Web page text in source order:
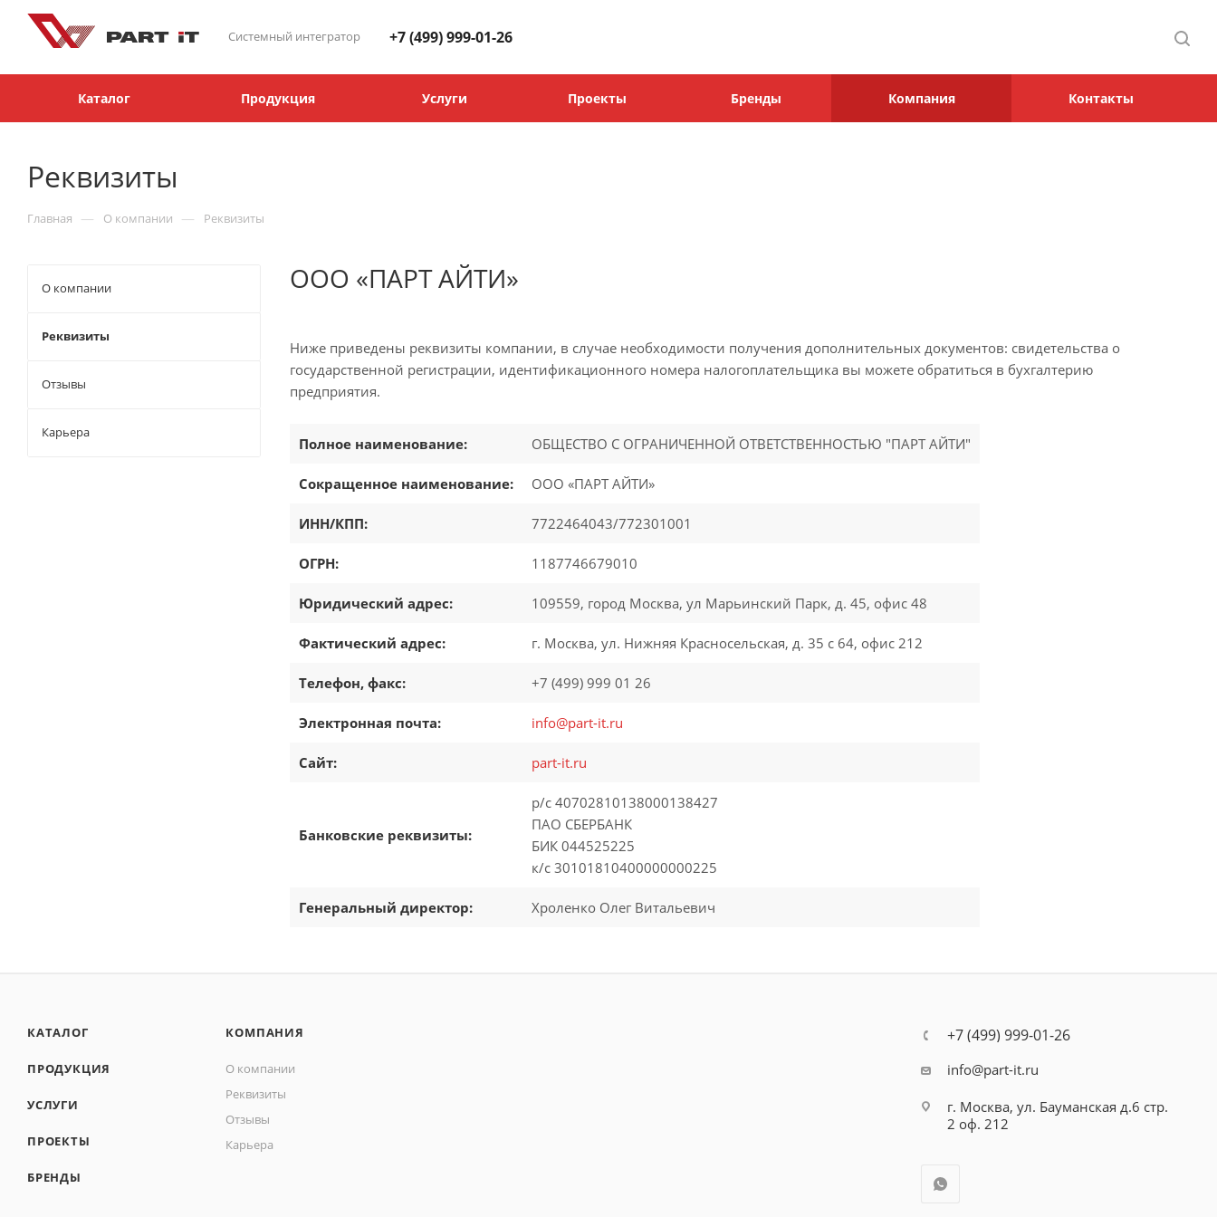
Системный интегратор +7 (499) 999-01-26
Каталог Продукция Услуги Проекты Бренды Компания Контакты
Реквизиты
Главная — О компании — Реквизиты
ООО «ПАРТ АЙТИ»
Ниже приведены реквизиты компании, в случае необходимости получения дополнительных документов: свидетельства о
государственной регистрации, идентификационного номера налогоплательщика вы можете обратиться в бухгалтерию
предприятия.
Полное наименование: ОБЩЕСТВО С ОГРАНИЧЕННОЙ ОТВЕТСТВЕННОСТЬЮ "ПАРТ АЙТИ"
Сокращенное наименование: ООО «ПАРТ АЙТИ»
ИНН/КПП: 7722464043/772301001
ОГРН: 1187746679010
Юридический адрес: 109559, город Москва, ул Марьинский Парк, д. 45, офис 48
Фактический адрес: г. Москва, ул. Нижняя Красносельская, д. 35 с 64, офис 212
Телефон, факс: +7 (499) 999 01 26
Электронная почта: info@part-it.ru
Сайт: part-it.ru
Банковские реквизиты:
р/с 40702810138000138427
ПАО СБЕРБАНК
БИК 044525225
к/с 30101810400000000225
Генеральный директор: Хроленко Олег Витальевич
О компании
Реквизиты
Отзывы
Карьера
КАТАЛОГ
ПРОДУКЦИЯ
УСЛУГИ
ПРОЕКТЫ
БРЕНДЫ
КОМПАНИЯ
О компании
Реквизиты
Отзывы
Карьера
+7 (499) 999-01-26
info@part-it.ru
г. Москва, ул. Бауманская д.6 стр.
2 оф. 212